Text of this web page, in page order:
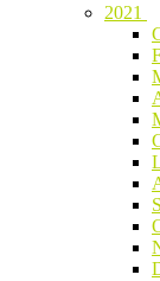
2021